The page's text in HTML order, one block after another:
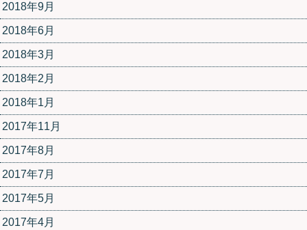
2018年9月
2018年6月
2018年3月
2018年2月
2018年1月
2017年11月
2017年8月
2017年7月
2017年5月
2017年4月